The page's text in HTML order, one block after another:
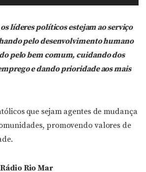
os líderes políticos estejam ao serviço
pelo desenvolvimento humano
pelo bem comum, cuidando dos
e dando prioridade aos mais
que sejam agentes de mudança
promovendo valores de
Rio Mar